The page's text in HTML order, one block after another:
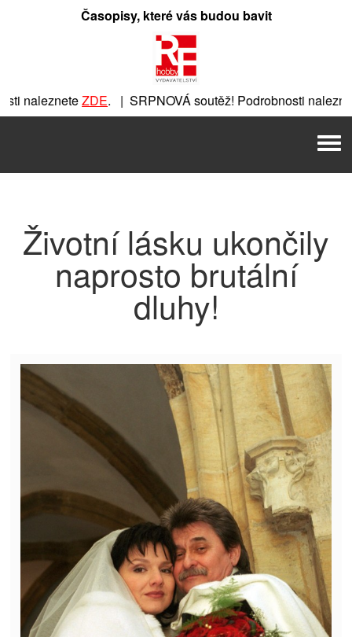
Časopisy, které vás budou bavit
nalezneteZDE. | SRPNOVÁ soutěž! Podrobnosti
. |
Životní lásku ukončily
naprosto brutální
dluhy!